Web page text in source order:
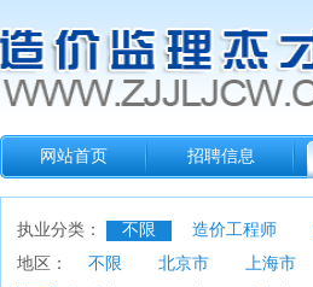
网站首页 招聘信息
执业分类： 不限 造价工程师
地区：
不限 北京市 上海市